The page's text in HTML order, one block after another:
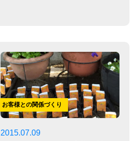
お客様との関係づくり
2015.07.09